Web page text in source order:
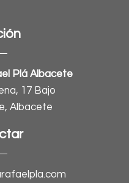
Plá Albacete
17 Bajo
Albacete